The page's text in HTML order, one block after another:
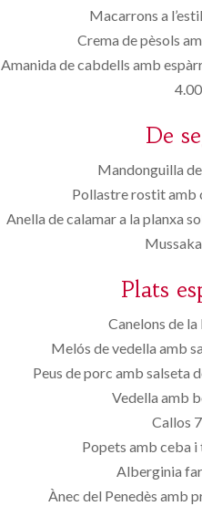
Macarrons a
Crema de pèsols
Amanida de cabdells amb
De
Mandonguilla
Pollastre rostit amb
Anella de calamar a la planxa
Plats
Canelons de
Melós de vedella amb
Peus de porc amb salseta
Vedella amb
Callos
Popets amb ceba
Alberginia
Ànec del Penedès amb